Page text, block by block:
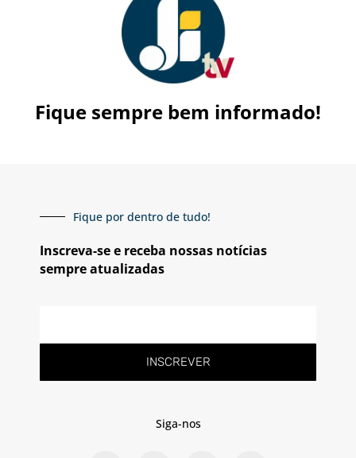
Fique sempre bem informado!
Fique por dentro de tudo!
Inscreva-se e receba nossas notícias
sempre atualizadas
INSCREVER
Siga-nos